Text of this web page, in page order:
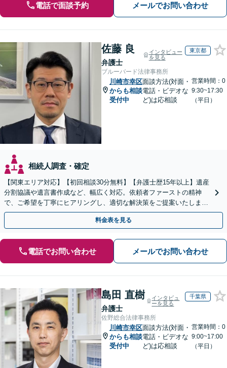
電話で面談予約 メールでお問い合わせ
佐藤 良
弁護士
インタビュー
を見る
東京都
ブルーバード法律事務所
川崎市幸区
からも相談
受付中
面談方法(対面・
電話・ビデオな
ど)は応相談
営業時間：0
9:30~17:30
（平日）
相続人調査・確定
【関東エリア対応】【初回相談30分無料】【弁護士歴15年以上】遺産
分割協議や遺言書作成など、幅広く対応。依頼者ファーストの精神
で、ご希望を丁寧にヒアリングし、適切な解決策をご提案いたしま
す。まずは無料相談でお悩みをお聞かせください。
料金表を見る
電話でお問い合わせ メールでお問い合わせ
島田 直樹
弁護士
インタビュ
ーを見る
千葉県
佐野総合法律事務所
川崎市幸区
からも相談
受付中
面談方法(対面・
電話・ビデオな
ど)は応相談
営業時間：0
9:00~17:00
（平日）